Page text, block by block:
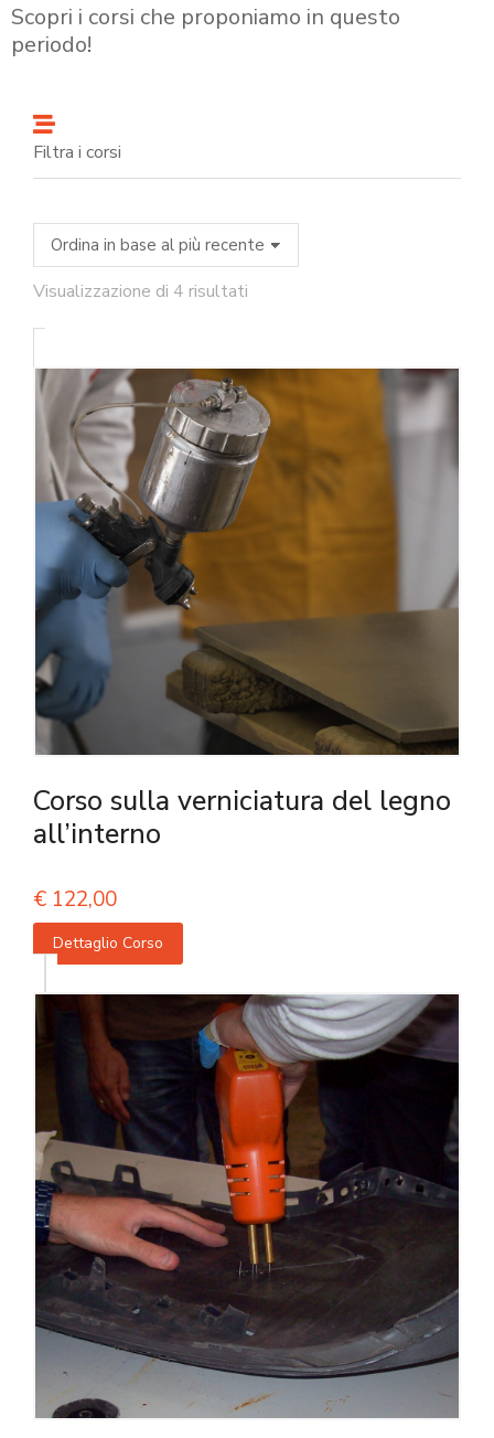
Scopri i corsi che proponiamo in questo
periodo!
Filtra i corsi
Visualizzazione di 4 risultati
Corso sulla verniciatura del legno
all’interno
€ 122,00
Dettaglio Corso